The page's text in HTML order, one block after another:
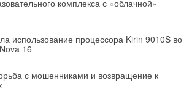
комплекса с «облачной»
использование процессора Kirin 9010S во
16
с мошенниками и возвращение к